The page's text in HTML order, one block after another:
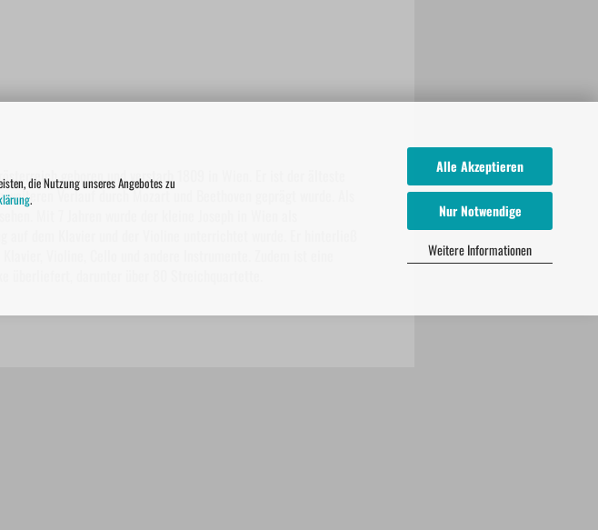
die Nutzung unseres Angebotes zu
.
Alle Akzeptieren
Nur Notwendige
Weitere Informationen
geboren und verstarb 1809 in Wien. Er ist der älteste
Verlauf durch Mozart und Beethoven geprägt wurde. Als